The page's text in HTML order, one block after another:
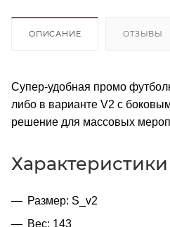
ОПИСАНИЕ ОТЗЫВЫ
Супер-удобная промо
либо в варианте V2 с
решение для массовых
Характеристики
Размер: S_v2
Вес: 143